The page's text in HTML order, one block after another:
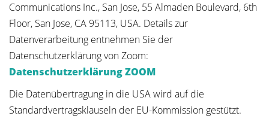
Communications Inc., San Jose, 55 Almaden Boulevard, 6th
Floor, San Jose, CA 95113, USA. Details zur
Datenverarbeitung entnehmen Sie der
Datenschutzerklärung von Zoom:
Datenschutzerklärung ZOOM
Die Datenübertragung in die USA wird auf die
Standardvertragsklauseln der EU-Kommission gestützt.